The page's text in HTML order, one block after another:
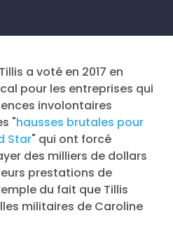
a voté en 2017 en
pour les entreprises qui
involontaires
"hausses brutales pour
Star" qui ont forcé
des milliers de dollars
prestations de
du fait que Tillis
militaires de Caroline